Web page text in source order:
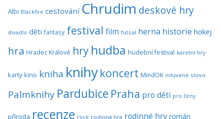
Albi Blackfire cestování Chrudim deskové hry
divadlo děti fantasy festival film futsal herna historie hokej
hra Hradec Králové hry hudba hudební festival karetní hry
karty kino kniha knihy koncert MindOK mluvené slovo
Palmknihy Pardubice Praha pro děti pro ženy
příroda recenze rock rodinná hra rodinné hry román